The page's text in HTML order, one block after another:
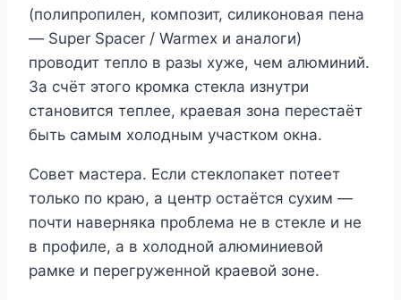
(полипропилен, композит, силиконовая пена
— Super Spacer / Warmex и аналоги)
проводит тепло в разы хуже, чем алюминий.
За счёт этого кромка стекла изнутри
становится теплее, краевая зона перестаёт
быть самым холодным участком окна.
Совет мастера. Если стеклопакет потеет
только по краю, а центр остаётся сухим —
почти наверняка проблема не в стекле и не
в профиле, а в холодной алюминиевой
рамке и перегруженной краевой зоне.